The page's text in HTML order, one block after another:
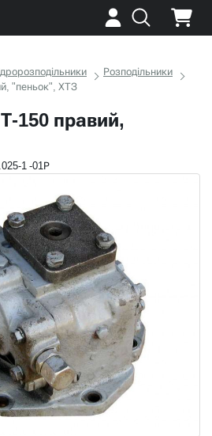
Розподільники
"пеньок", ХТЗ
150 правий,
1 -01Р